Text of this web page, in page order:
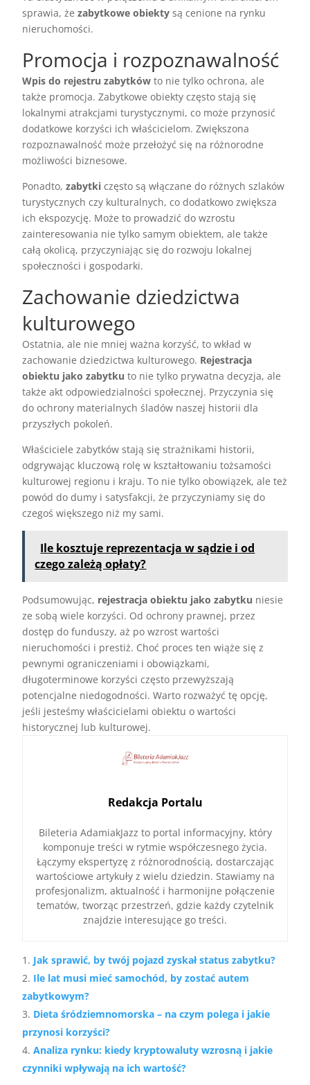
sprawia, żezabytkowe obiekty są cenione na rynku
nieruchomości.
Promocja i rozpoznawalność
Wpis do rejestru zabytków to nie tylko ochrona, ale
także promocja. Zabytkowe obiekty często stają się
lokalnymi atrakcjami turystycznymi, co może przynosić
dodatkowe korzyści ich właścicielom. Zwiększona
rozpoznawalność może przełożyć się na różnorodne
możliwości biznesowe.
Ponadto,zabytki często są włączane do różnych szlaków
turystycznych czy kulturalnych, co dodatkowo zwiększa
ich ekspozycję. Może to prowadzić do wzrostu
zainteresowania nie tylko samym obiektem, ale także
całą okolicą, przyczyniając się do rozwoju lokalnej
społeczności i gospodarki.
Zachowanie dziedzictwa
kulturowego
Ostatnia, ale nie mniej ważna korzyść, to wkład w
zachowanie dziedzictwa kulturowego. Rejestracja
obiektu jako zabytku to nie tylko prywatna decyzja, ale
także akt odpowiedzialności społecznej. Przyczynia się
do ochrony materialnych śladów naszej historii dla
przyszłych pokoleń.
Właściciele zabytków stają się strażnikami historii,
odgrywając kluczową rolę w kształtowaniu tożsamości
kulturowej regionu i kraju. To nie tylko obowiązek, ale też
powód do dumy i satysfakcji, że przyczyniamy się do
czegoś większego niż my sami.
Ile kosztuje reprezentacja w sądzie i od
czego zależą opłaty?
Podsumowując, rejestracja obiektu jako zabytku niesie
ze sobą wiele korzyści. Od ochrony prawnej, przez
dostęp do funduszy, aż po wzrost wartości
nieruchomości i prestiż. Choć proces ten wiąże się z
pewnymi ograniczeniami i obowiązkami,
długoterminowe korzyści często przewyższają
potencjalne niedogodności. Warto rozważyć tę opcję,
jeśli jesteśmy właścicielami obiektu o wartości
historycznej lub kulturowej.
Redakcja Portalu
Bileteria AdamiakJazz to portal informacyjny, który
komponuje treści w rytmie współczesnego życia.
Łączymy ekspertyzę z różnorodnością, dostarczając
wartościowe artykuły z wielu dziedzin. Stawiamy na
profesjonalizm, aktualność i harmonijne połączenie
tematów, tworząc przestrzeń, gdzie każdy czytelnik
znajdzie interesujące go treści.
Jak sprawić, by twój pojazd zyskał status zabytku?
Ile lat musi mieć samochód, by zostać autem
zabytkowym?
Dieta śródziemnomorska – na czym polega i jakie
przynosi korzyści?
Analiza rynku: kiedy kryptowaluty wzrosną i jakie
czynniki wpływają na ich wartość?